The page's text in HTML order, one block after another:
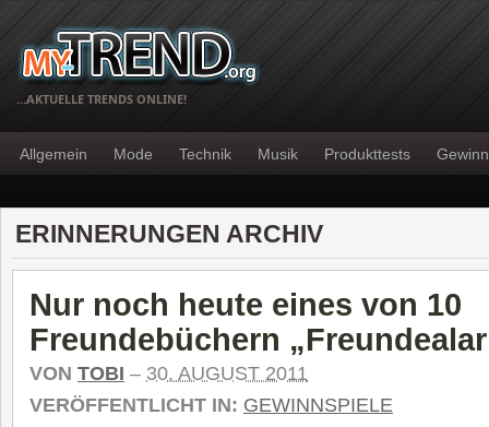
…AKTUELLE TRENDS ONLINE!
Allgemein Mode Technik Musik Produkttests
ERINNERUNGEN ARCHIV
Nur noch heute eines von 10
Freundebüchern
VON TOBI – 30. AUGUST 2011
VERÖFFENTLICHT IN: GEWINNSPIELE